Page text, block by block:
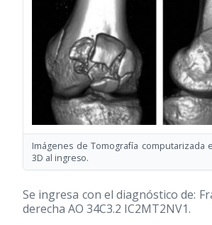
Imágenes de Tomografía computarizada
3D al ingreso.
Se ingresa con el diagnóstico de:
derecha AO 34C3.2 IC2MT2NV1.